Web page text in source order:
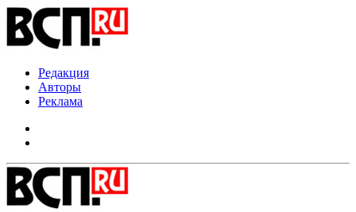
Редакция
Авторы
Реклама